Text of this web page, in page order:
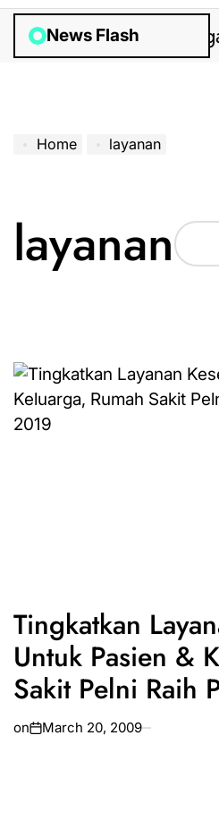
News Flash
Posted by Bantuan
Home layanan
layanan
Tingkatkan
Untuk Pasien &
Sakit Pelni Raih
It 2019
on March 20, 2009